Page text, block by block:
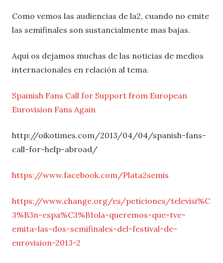
Como vemos las audiencias de la2, cuando no emite
las semifinales son sustancialmente mas bajas.
Aquí os dejamos muchas de las noticias de medios
internacionales en relación al tema.
Spainish Fans Call for Support from European
Eurovision Fans Again
http://oikotimes.com/2013/04/04/spanish-fans-
call-for-help-abroad/
https://www.facebook.com/Plata2semis
https://www.change.org/es/peticiones/televisi%C
3%B3n-espa%C3%B1ola-queremos-que-tve-
emita-las-dos-semifinales-del-festival-de-
eurovision-2013-2